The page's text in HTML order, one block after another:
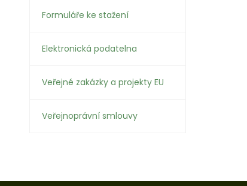
Formuláře ke stažení
Elektronická podatelna
Veřejné zakázky a projekty EU
Veřejnoprávní smlouvy